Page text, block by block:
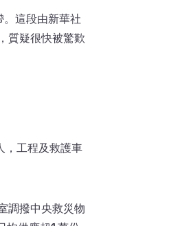
這段由新華社
質疑很快被驚歎
，工程及救護車
調撥中央救災物